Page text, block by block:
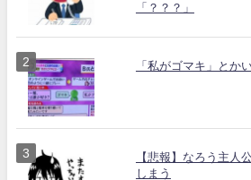
「？？？」
「私がゴマキ」とか
【悲報】なろう主人
しまう